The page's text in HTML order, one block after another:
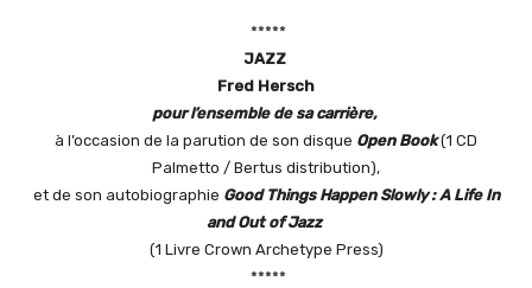
*****
JAZZ
Fred Hersch
pour l’ensemble de sa carrière,
à l’occasion de la parution de son disque Open Book(1 CD
Palmetto / Bertus distribution),
et de son autobiographie Good Things Happen Slowly : A Life In
and Out of Jazz
(1 Livre Crown Archetype Press)
*****